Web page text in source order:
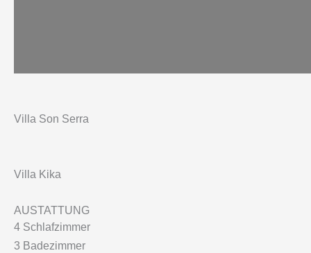
Villa Son Serra
Villa Kika
AUSTATTUNG
4 Schlafzimmer
3 Badezimmer